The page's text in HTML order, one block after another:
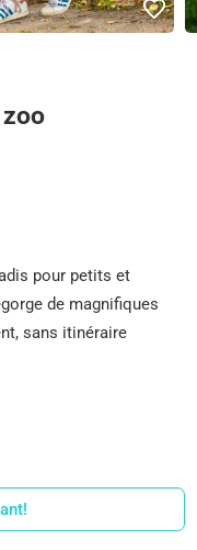
pour petits et
de magnifiques
sans itinéraire